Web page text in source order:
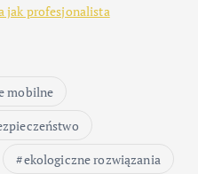
jak profesjonalista
mobilne
ekologiczne rozwiązania